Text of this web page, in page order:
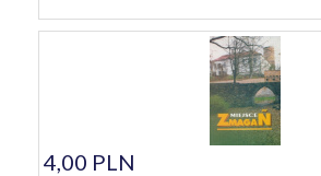
4,00 PLN